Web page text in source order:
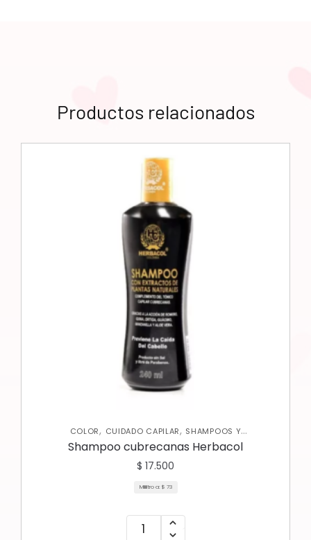
Productos relacionados
COLOR, CUIDADO CAPILAR, SHAMPOOS Y
ACONDICIONADORES
Shampoo cubrecanas Herbacol
$ 17.500
Mililitro a: $ 73